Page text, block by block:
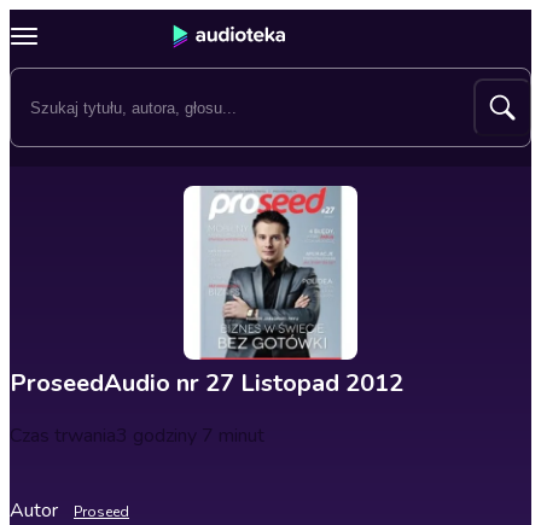
ProseedAudio nr 27 Listopad 2012
Czas trwania3 godziny 7 minut
Autor Proseed